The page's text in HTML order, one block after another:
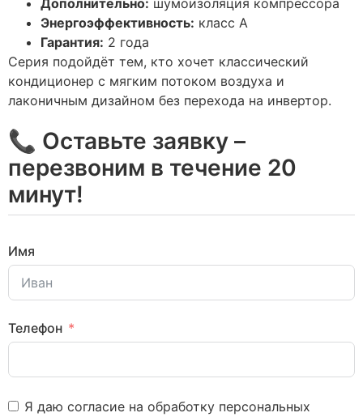
Дополнительно: шумоизоляция компрессора
Энергоэффективность: класс A
Гарантия: 2 года
Серия подойдёт тем, кто хочет классический
кондиционер с мягким потоком воздуха и
лаконичным дизайном без перехода на инвертор.
📞 Оставьте заявку –
перезвоним в течение 20
минут!
Имя
Телефон
Я даю согласие на обработку персональных